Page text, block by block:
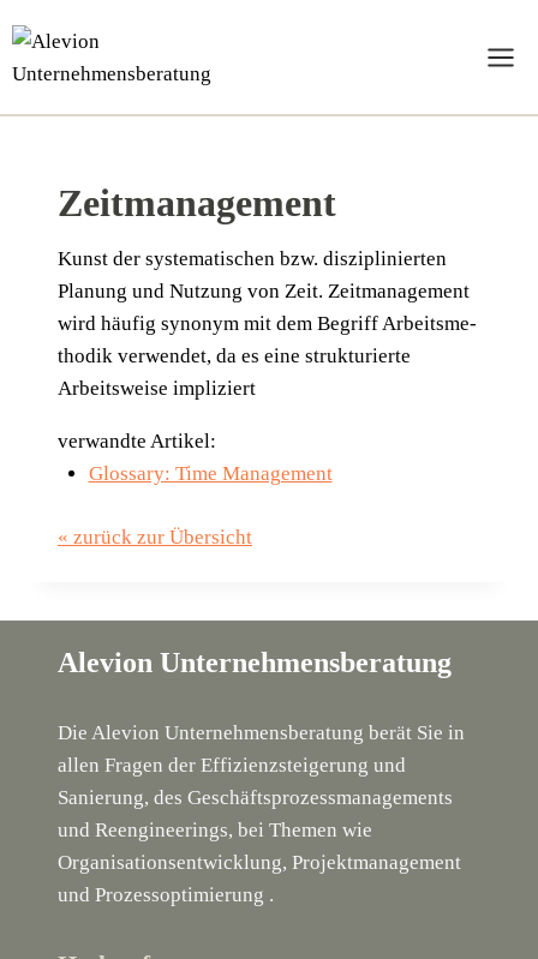
Inhalt
springen
Zeitmanagement
Kunst der sys­te­ma­ti­schen bzw. dis­zi­pli­nier­ten
Pla­nung und Nut­zung von Zeit. Zeit­ma­nage­ment
wird häu­fig syn­onym mit dem Begriff Arbeits­me­
tho­dik ver­wen­det, da es eine struk­tu­rier­te
Arbeits­wei­se impliziert
verwandte Artikel:
Glossary: Time Management
« zurück zur Übersicht
Alevion Unternehmensberatung
Die Alevion Unternehmensberatung berät Sie in
allen Fragen der Effizienzsteigerung und
Sanierung, des Geschäftsprozessmanagements
und Reengineerings, bei Themen wie
Organisationsentwicklung, Projektmanagement
und Prozessoptimierung .